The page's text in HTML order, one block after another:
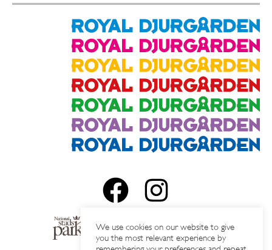
We use cookies on our website to give
you the most relevant experience by